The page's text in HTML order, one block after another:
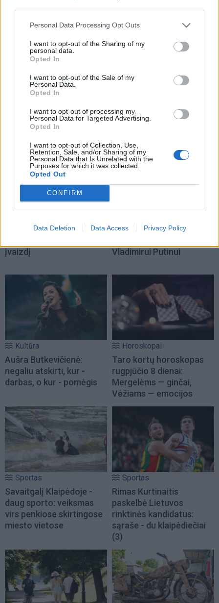
Personal Data Processing Opt Outs
I want to opt-out of the Sharing of my
personal data.
Opted In
I want to opt-out of the Sale of my
Personal Data.
Opted In
I want to opt-out of processing my
Personal Data for Targeted Advertising.
Opted In
I want to opt-out of Collection, Use,
Retention, Sale, and/or Sharing of my
Personal Data that Is Unrelated with the
Purposes for which it was collected.
Opted Out
CONFIRM
Data Deletion Data Access Privacy Policy
NAUJI
Žmonės
prisipažino, kaip iš tikrųjų
įvaizdį
Kremliaus: kas laukia
Vladimirui Putinui
Kultūra
Aušra Butkevičienė:
negaliu atskirti, kur -
darbas, o kur - pomėgis
Horoskopai
Taro kortų horoskopas
rugpjūčio 8 dienai:
Mergelėms — ginčai,
Vėžiams — emocijos
Sportas
Savaitgalį Klaipėdoje -
daug sporto: veiksmas
virs penkiose skirtingose
miesto vietose
Sportas
Rimas Kurtinaitis
paskelbė Lietuvos
rinktinės kandidatus:
sąraše - du klaipėdiečiai
(3)